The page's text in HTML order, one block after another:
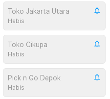
Toko Jakarta Utara
Habis
Toko Cikupa
Habis
Pick n Go Depok
Habis